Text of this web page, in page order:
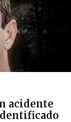
acidente